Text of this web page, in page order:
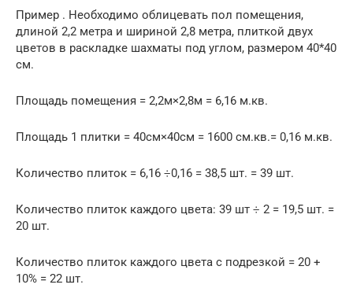
Пример . Необходимо облицевать пол помещения,
длиной 2,2 метра и шириной 2,8 метра, плиткой двух
цветов в раскладке шахматы под углом, размером 40*40
см.
Площадь помещения = 2,2м×2,8м = 6,16 м.кв.
Площадь 1 плитки = 40см×40см = 1600 см.кв.= 0,16 м.кв.
Количество плиток = 6,16 ÷0,16 = 38,5 шт. = 39 шт.
Количество плиток каждого цвета: 39 шт ÷ 2 = 19,5 шт. =
20 шт.
Количество плиток каждого цвета с подрезкой = 20 +
10% = 22 шт.